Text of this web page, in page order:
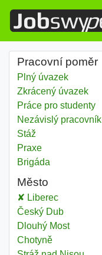
Pracovní poměr
Plný úvazek
Zkrácený úvazek
Práce pro studenty
Nezávislý pracovník
Stáž
Praxe
Brigáda
Město
Elektromechanika
Liberec
Elektromechanika
Český Dub
Elektromechanika
Dlouhý Most
Elektromechanika
Chotyně